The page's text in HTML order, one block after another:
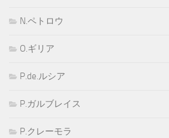
N.ペトロウ
O.ギリア
P.de.ルシア
P.ガルブレイス
P.クレーモラ